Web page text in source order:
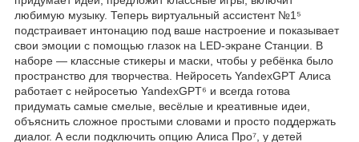
любимую музыку. Теперь виртуальный ассистент №1⁵
подстраивает интонацию под ваше настроение и показывает
свои эмоции с помощью глазок на LED-экране Станции. В
наборе — классные стикеры и маски, чтобы у ребёнка было
пространство для творчества. Нейросеть YandexGPT Алиса
работает с нейросетью YandexGPT⁶ и всегда готова
придумать самые смелые, весёлые и креативные идеи,
объяснить сложное простыми словами и просто поддержать
диалог. А если подключить опцию Алиса Про⁷, у детей